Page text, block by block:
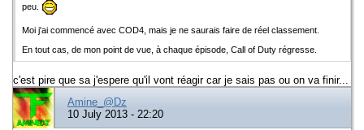
peu.
Moi j'ai commencé avec COD4, mais je ne saurais faire de réel classement.
En tout cas, de mon point de vue, à chaque épisode, Call of Duty régresse.
c'est pire que sa j'espere qu'il vont réagir car je sais pas ou on va finir...
Amine_@Dz
10 July 2013 - 22:20